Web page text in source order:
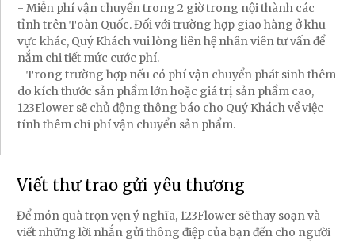
- Miễn phí vận chuyển trong 2 giờ trong nội thành các
tỉnh trên Toàn Quốc. Đối với trường hợp giao hàng ở khu
vực khác, Quý Khách vui lòng liên hệ nhân viên tư vấn để
nắm chi tiết mức cước phí.
- Trong trường hợp nếu có phí vận chuyển phát sinh thêm
do kích thước sản phẩm lớn hoặc giá trị sản phẩm cao,
123Flower sẽ chủ động thông báo cho Quý Khách về việc
tính thêm chi phí vận chuyển sản phẩm.
Viết thư trao gửi yêu thương
Để món quà trọn vẹn ý nghĩa, 123Flower sẽ thay soạn và
viết những lời nhắn gửi thông điệp của bạn đến cho người